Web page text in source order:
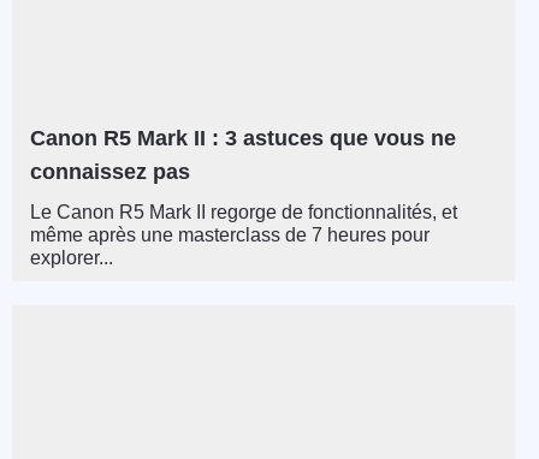
Canon R5 Mark II : 3 astuces que vous ne
connaissez pas
Le Canon R5 Mark II regorge de fonctionnalités, et
même après une masterclass de 7 heures pour
explorer...